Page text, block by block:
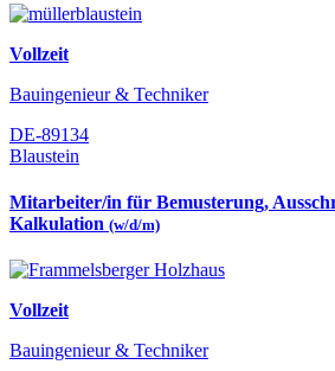
Vollzeit
Bauingenieur & Techniker
DE-89134
Blaustein
Mitarbeiter/in für Bemusterung,
Kalkulation (w/d/m)
Vollzeit
Bauingenieur & Techniker